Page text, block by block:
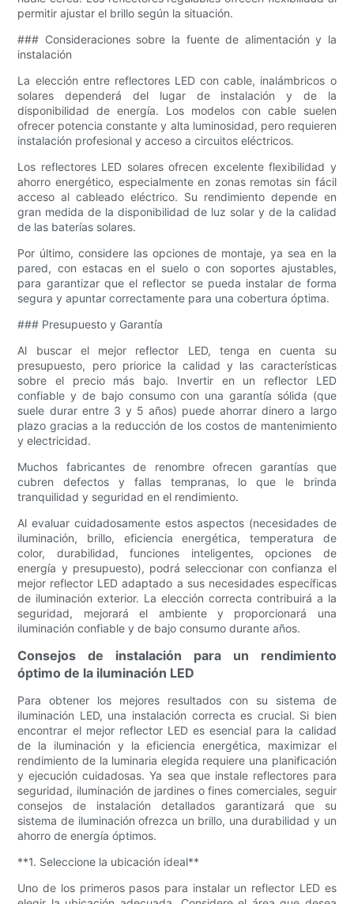
permitir ajustar el brillo según la situación.
### Consideraciones sobre la fuente de alimentación y la
instalación
La elección entre reflectores LED con cable, inalámbricos o
solares dependerá del lugar de instalación y de la
disponibilidad de energía. Los modelos con cable suelen
ofrecer potencia constante y alta luminosidad, pero requieren
instalación profesional y acceso a circuitos eléctricos.
Los reflectores LED solares ofrecen excelente flexibilidad y
ahorro energético, especialmente en zonas remotas sin fácil
acceso al cableado eléctrico. Su rendimiento depende en
gran medida de la disponibilidad de luz solar y de la calidad
de las baterías solares.
Por último, considere las opciones de montaje, ya sea en la
pared, con estacas en el suelo o con soportes ajustables,
para garantizar que el reflector se pueda instalar de forma
segura y apuntar correctamente para una cobertura óptima.
### Presupuesto y Garantía
Al buscar el mejor reflector LED, tenga en cuenta su
presupuesto, pero priorice la calidad y las características
sobre el precio más bajo. Invertir en un reflector LED
confiable y de bajo consumo con una garantía sólida (que
suele durar entre 3 y 5 años) puede ahorrar dinero a largo
plazo gracias a la reducción de los costos de mantenimiento
y electricidad.
Muchos fabricantes de renombre ofrecen garantías que
cubren defectos y fallas tempranas, lo que le brinda
tranquilidad y seguridad en el rendimiento.
Al evaluar cuidadosamente estos aspectos (necesidades de
iluminación, brillo, eficiencia energética, temperatura de
color, durabilidad, funciones inteligentes, opciones de
energía y presupuesto), podrá seleccionar con confianza el
mejor reflector LED adaptado a sus necesidades específicas
de iluminación exterior. La elección correcta contribuirá a la
seguridad, mejorará el ambiente y proporcionará una
iluminación confiable y de bajo consumo durante años.
Consejos de instalación para un rendimiento
óptimo de la iluminación LED
Para obtener los mejores resultados con su sistema de
iluminación LED, una instalación correcta es crucial. Si bien
encontrar el mejor reflector LED es esencial para la calidad
de la iluminación y la eficiencia energética, maximizar el
rendimiento de la luminaria elegida requiere una planificación
y ejecución cuidadosas. Ya sea que instale reflectores para
seguridad, iluminación de jardines o fines comerciales, seguir
consejos de instalación detallados garantizará que su
sistema de iluminación ofrezca un brillo, una durabilidad y un
ahorro de energía óptimos.
**1. Seleccione la ubicación ideal**
Uno de los primeros pasos para instalar un reflector LED es